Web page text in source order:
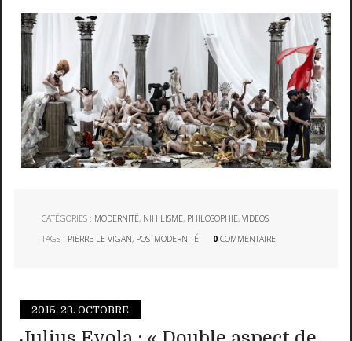
CATÉGORIES : MODERNITÉ, NIHILISME, PHILOSOPHIE,VIDÉOS
TAGS : PIERRE LE VIGAN, POSTMODERNITÉ 0 COMMENTAIRE
2015. 23. OCTOBRE